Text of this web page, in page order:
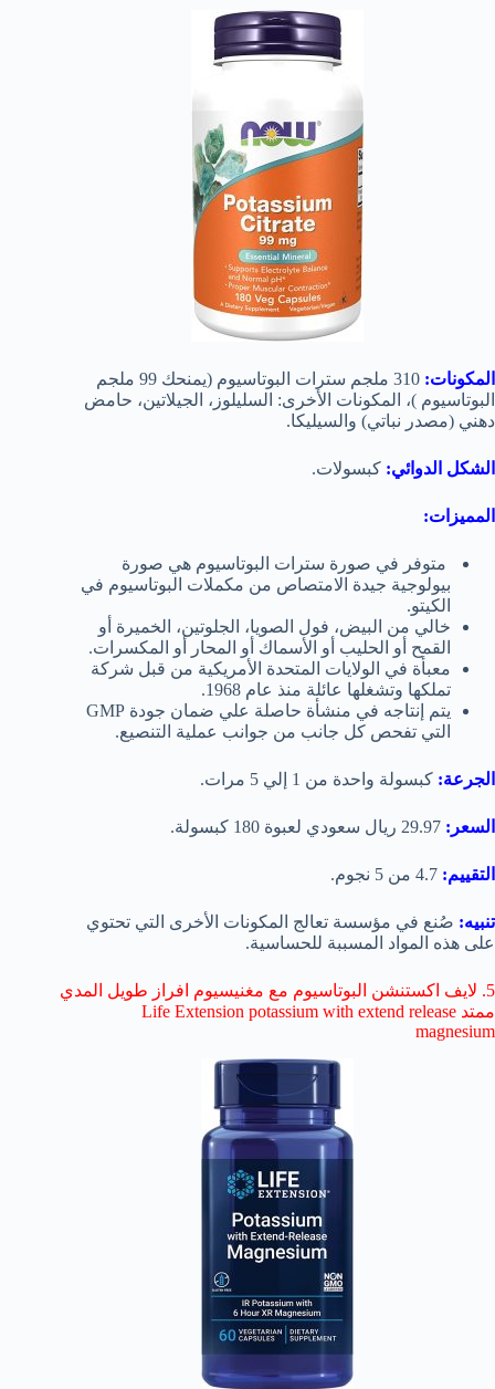
المكونات:
310 ملجم سترات البوتاسيوم (يمنحك 99 ملجم
البوتاسيوم )، المكونات الأخرى: السليلوز، الجيلاتين، حامض
دهني (مصدر نباتي) والسيليكا.
الشكل الدوائي: كبسولات.
المميزات:
متوفر في صورة سترات البوتاسيوم هي صورة
بيولوجية جيدة الامتصاص من مكملات البوتاسيوم في
الكيتو.
خالي من البيض، فول الصويا، الجلوتين، الخميرة أو
القمح أو الحليب أو الأسماك أو المحار أو المكسرات.
معبأة في الولايات المتحدة الأمريكية من قبل شركة
تملكها وتشغلها عائلة منذ عام 1968.
يتم إنتاجه في منشأة حاصلة علي ضمان جودة GMP
التي تفحص كل جانب من جوانب عملية التنصيع.
الجرعة: كبسولة واحدة من 1 إلي 5 مرات.
السعر:
التقييم: 4.7 من 5 نجوم.
تنبيه: صُنع في مؤسسة تعالج المكونات الأخرى التي تحتوي
على هذه المواد المسببة للحساسية.
5. لايف اكستنشن البوتاسيوم مع مغنيسيوم افراز طويل المدي
ممتد Life Extension potassium with extend release
magnesium